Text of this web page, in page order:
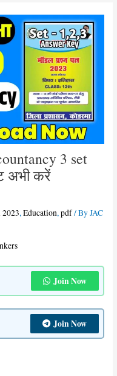
3 set
अभी करें
2023,Education,pdf/ ByJAC
Join Now
Join Now